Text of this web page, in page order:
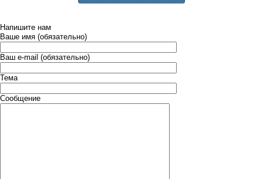
Напишите нам
Ваше имя (обязательно)
Ваш e-mail (обязательно)
Тема
Сообщение